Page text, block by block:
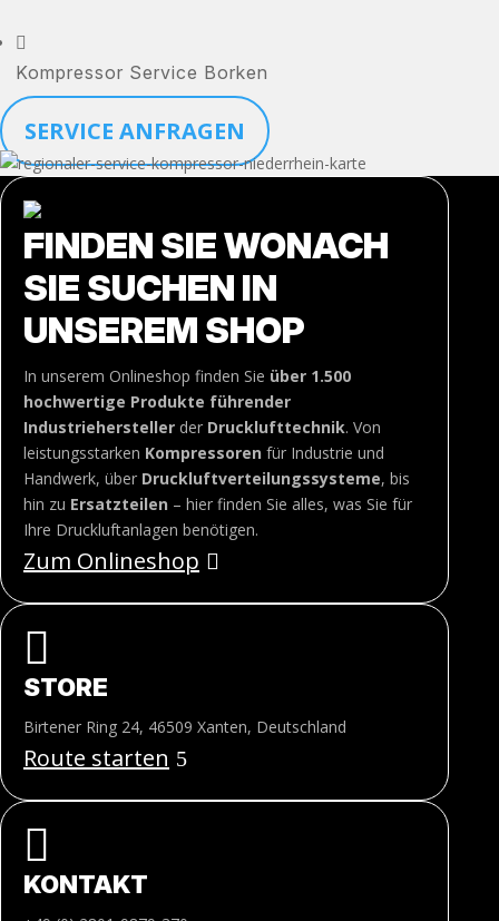

Kompressor Service Borken
SERVICE ANFRAGEN
FINDEN SIE WONACH
SIE SUCHEN IN
UNSEREM SHOP
In unserem Onlineshop finden Sie über 1.500
hochwertige Produkte führender
Industriehersteller der Drucklufttechnik. Von
leistungsstarken Kompressoren für Industrie und
Handwerk, über Druckluftverteilungssysteme, bis
hin zu Ersatzteilen – hier finden Sie alles, was Sie für
Ihre Druckluftanlagen benötigen.
Zum Onlineshop

STORE
Birtener Ring 24, 46509 Xanten, Deutschland
Route starten

KONTAKT